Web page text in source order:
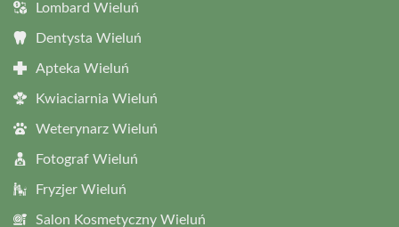
Lombard Wieluń
Dentysta Wieluń
Apteka Wieluń
Kwiaciarnia Wieluń
Weterynarz Wieluń
Fotograf Wieluń
Fryzjer Wieluń
Salon Kosmetyczny Wieluń